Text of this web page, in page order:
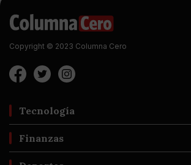
Copyright © 2023 Columna Cero
Tecnología
Finanzas